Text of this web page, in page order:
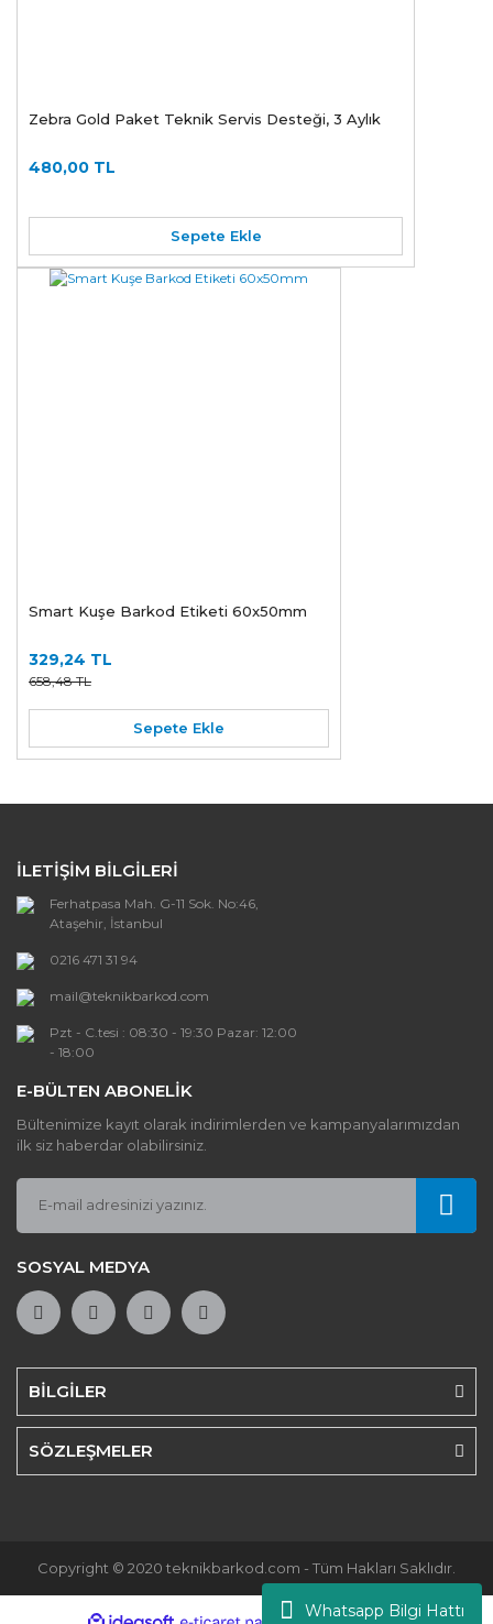
Whatsapp Bilgi Hattı
Zebra Gold Paket Teknik Servis Desteği, 3 Aylık
480,00 TL
Sepete Ekle
Smart Kuşe Barkod Etiketi 60x50mm
329,24 TL
658,48 TL
Sepete Ekle
İLETİŞİM BİLGİLERİ
Ferhatpasa Mah. G-11 Sok. No:46,
Ataşehir, İstanbul
0216 471 31 94
mail@teknikbarkod.com
Pzt - C.tesi : 08:30 - 19:30 Pazar: 12:00
- 18:00
BİLGİLER
SÖZLEŞMELER
E-BÜLTEN ABONELİK
Bültenimize kayıt olarak indirimlerden ve kampanyalarımızdan
ilk siz haberdar olabilirsiniz.
SOSYAL MEDYA
Copyright © 2020 teknikbarkod.com - Tüm Hakları Saklıdır.